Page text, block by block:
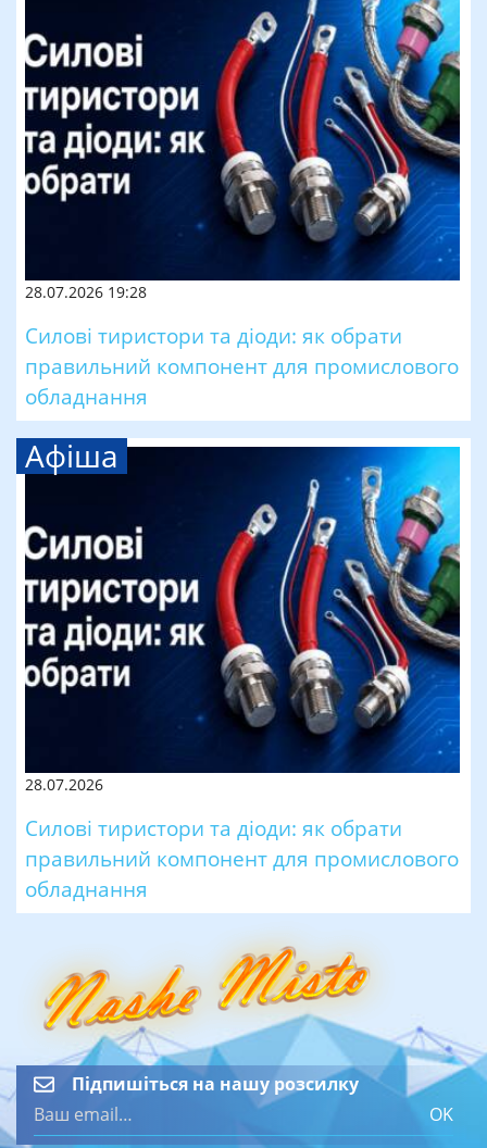
28.07.2026 19:28
Силові тиристори та діоди: як обрати
правильний компонент для промислового
обладнання
Афіша
28.07.2026
Силові тиристори та діоди: як обрати
правильний компонент для промислового
обладнання
Підпишіться на нашу розсилку
OK